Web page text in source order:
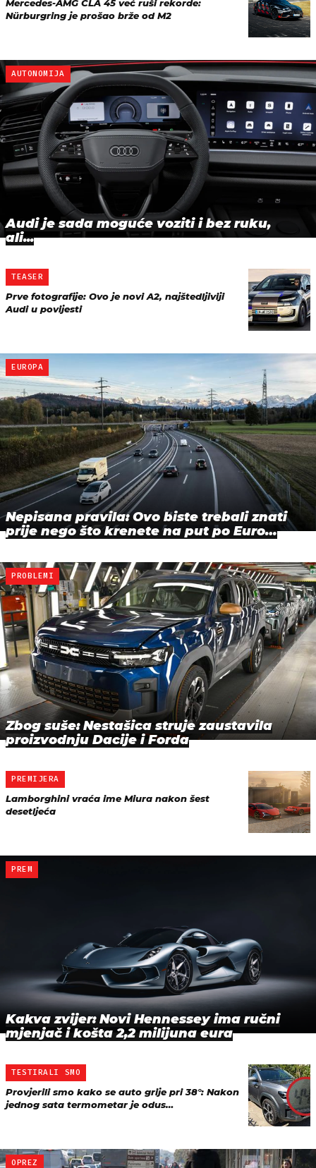
Mercedes-AMG CLA 45 već ruši rekorde:
Nürburgring je prošao brže od M2
AUTONOMIJA
Audi je sada moguće voziti i bez ruku,
ali...
TEASER
Prve fotografije: Ovo je novi A2, najštedljiviji
Audi u povijesti
EUROPA
Nepisana pravila: Ovo biste trebali znati
prije nego što krenete na put po Euro…
PROBLEMI
Zbog suše: Nestašica struje zaustavila
proizvodnju Dacije i Forda
PREMIJERA
Lamborghini vraća ime Miura nakon šest
desetljeća
PREM
Kakva zvijer: Novi Hennessey ima ručni
mjenjač i košta 2,2 milijuna eura
TESTIRALI SMO
Provjerili smo kako se auto grije pri 38°: Nakon
jednog sata termometar je odus…
OPREZ